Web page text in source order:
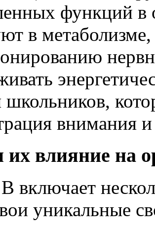
функций в
в
школьников,
внимания
влияние на
включает
уникальные